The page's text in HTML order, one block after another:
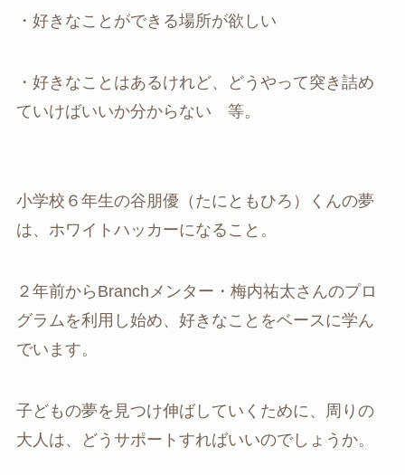
・好きなことができる場所が欲しい
・好きなことはあるけれど、どうやって突き詰め
ていけばいいか分からない 等。
小学校６年生の谷朋優（たにともひろ）くんの夢
は、ホワイトハッカーになること。
２年前からBranchメンター・梅内祐太さんのプロ
グラムを利用し始め、好きなことをベースに学ん
でいます。
子どもの夢を見つけ伸ばしていくために、周りの
大人は、どうサポートすればいいのでしょうか。